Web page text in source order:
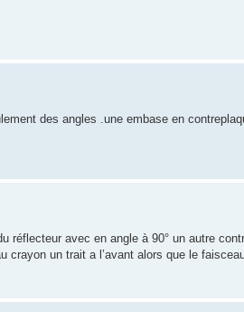
des angles .une embase en
réflecteur avec en angle à 90° un autre
crayon un trait a l’avant alors que le